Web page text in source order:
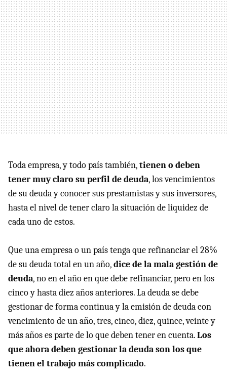
Toda empresa, y todo país también,tienen o deben
tener muy claro su perfil de deuda, los vencimientos
de su deuda y conocer sus prestamistas y sus inversores,
hasta el nivel de tener claro la situación de liquidez de
cada uno de estos.
Que una empresa o un país tenga que refinanciar el 28%
de su deuda total en un año,dice de la mala gestión de
deuda, no en el año en que debe refinanciar, pero en los
cinco y hasta diez años anteriores. La deuda se debe
gestionar de forma continua y la emisión de deuda con
vencimiento de un año, tres, cinco, diez, quince, veinte y
más años es parte de lo que deben tener en cuenta.Los
que ahora deben gestionar la deuda son los que
tienen el trabajo más complicado.